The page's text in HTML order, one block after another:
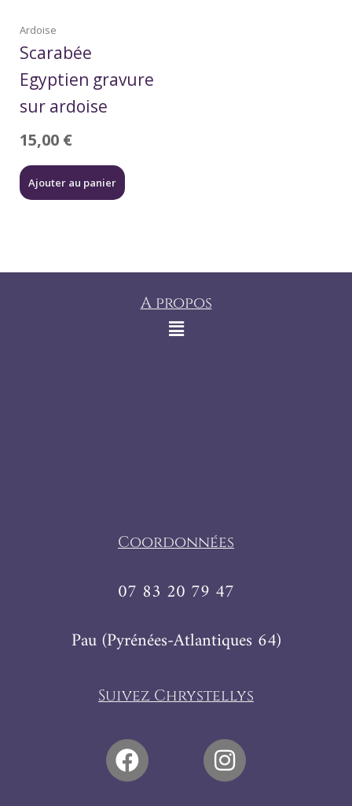
Ardoise
Scarabée
Egyptien gravure
sur ardoise
15,00 €
Ajouter au panier
A propos
Coordonnées
07 83 20 79 47
Pau (Pyrénées-Atlantiques 64)
Suivez Chrystellys